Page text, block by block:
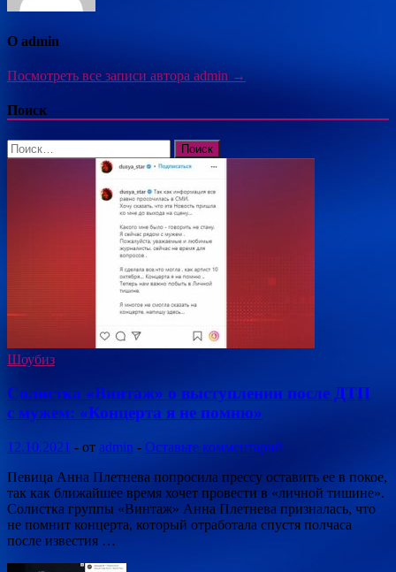
О admin
Посмотреть все записи автора admin →
Поиск
Найти:
Шоубиз
Солистка «Винтаж» о выступлении после ДТП
с мужем: «Концерта я не помню»
12.10.2021 - от admin - Оставьте комментарий
Певица Анна Плетнева попросила прессу оставить ее в покое,
так как ближайшее время хочет провести в «личной тишине».
Солистка группы «Винтаж» Анна Плетнева призналась, что
не помнит концерта, который отработала спустя полчаса
после известия …